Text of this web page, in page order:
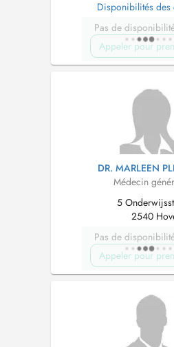
Disponibilités des
Pas de
Appeler pour
DR. MARLEEN
Médecin
5
2540
Pas de
Appeler pour